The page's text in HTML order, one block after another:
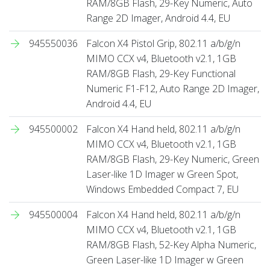
RAM/8GB Flash, 29-Key Numeric, Auto
Range 2D Imager, Android 4.4, EU
945550036
Falcon X4 Pistol Grip, 802.11 a/b/g/n
MIMO CCX v4, Bluetooth v2.1, 1GB
RAM/8GB Flash, 29-Key Functional
Numeric F1-F12, Auto Range 2D Imager,
Android 4.4, EU
945500002
Falcon X4 Hand held, 802.11 a/b/g/n
MIMO CCX v4, Bluetooth v2.1, 1GB
RAM/8GB Flash, 29-Key Numeric, Green
Laser-like 1D Imager w Green Spot,
Windows Embedded Compact 7, EU
945500004
Falcon X4 Hand held, 802.11 a/b/g/n
MIMO CCX v4, Bluetooth v2.1, 1GB
RAM/8GB Flash, 52-Key Alpha Numeric,
Green Laser-like 1D Imager w Green